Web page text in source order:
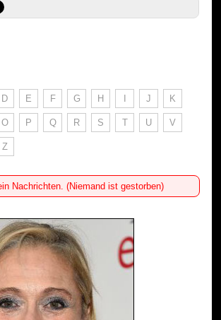
D E F G H I J K
O P Q R S T U V
Z
Nachrichten. (Niemand ist gestorben)